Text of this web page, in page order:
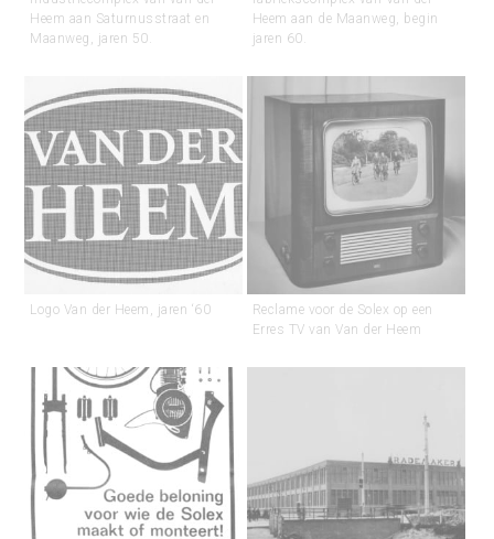
Heem aan Saturnusstraat en
Maanweg, jaren 50.
Heem aan de Maanweg, begin
jaren 60.
Logo Van der Heem, jaren ‘60
Reclame voor de Solex op een
Erres TV van Van der Heem